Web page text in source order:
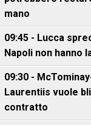
mano
09:45 - Lucca
Napoli non hanno
09:30 -
Laurentiis vuole
contratto